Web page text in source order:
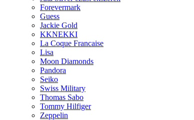
Forevermark
Guess
Jackie Gold
KKNEKKI
La Coque Francaise
Lisa
Moon Diamonds
Pandora
Seiko
Swiss Military
Thomas Sabo
Tommy Hilfiger
Zeppelin